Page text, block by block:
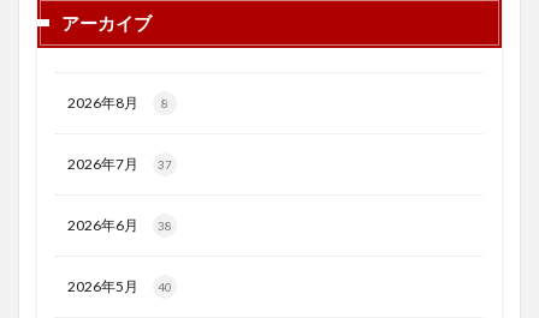
アーカイブ
2026年8月 8
2026年7月 37
2026年6月 38
2026年5月 40